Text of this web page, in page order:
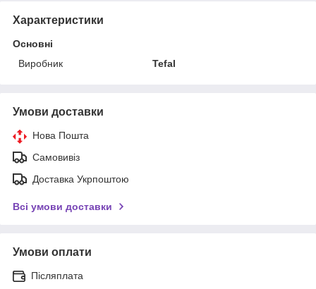
Характеристики
Основні
Виробник
Tefal
Умови доставки
Нова Пошта
Самовивіз
Доставка Укрпоштою
Всі умови доставки
Умови оплати
Післяплата